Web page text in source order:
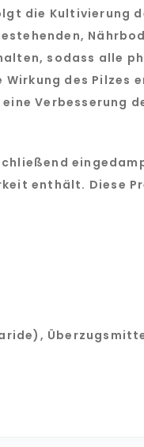
die Kultivierung
sodass alle
des Pilzes
Verbesserung
enthält. Diese